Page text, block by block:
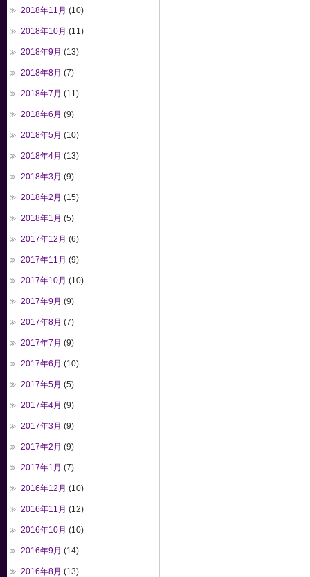
2018年11月 (10)
2018年10月 (11)
2018年9月 (13)
2018年8月 (7)
2018年7月 (11)
2018年6月 (9)
2018年5月 (10)
2018年4月 (13)
2018年3月 (9)
2018年2月 (15)
2018年1月 (5)
2017年12月 (6)
2017年11月 (9)
2017年10月 (10)
2017年9月 (9)
2017年8月 (7)
2017年7月 (9)
2017年6月 (10)
2017年5月 (5)
2017年4月 (9)
2017年3月 (9)
2017年2月 (9)
2017年1月 (7)
2016年12月 (10)
2016年11月 (12)
2016年10月 (10)
2016年9月 (14)
2016年8月 (13)